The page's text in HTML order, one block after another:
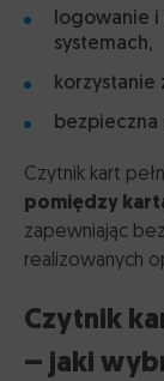
logowanie
systemach,
korzystanie
Czytnik kart
pomiędzy
zapewniając
realizowanych
Czytnik
– jaki